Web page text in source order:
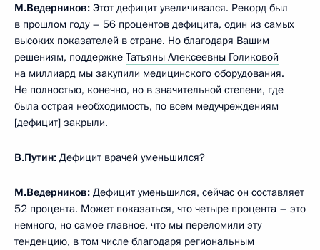
М.Ведерников: Этот дефицит увеличивался. Рекорд был
в прошлом году – 56 процентов дефицита, один из самых
высоких показателей в стране. Но благодаря Вашим
решениям, поддержке Татьяны Алексеевны Голиковой
на миллиард мы закупили медицинского оборудования.
Не полностью, конечно, но в значительной степени, где
была острая необходимость, по всем медучреждениям
[дефицит] закрыли.
В.Путин: Дефицит врачей уменьшился?
М.Ведерников: Дефицит уменьшился, сейчас он составляет
52 процента. Может показаться, что четыре процента – это
немного, но самое главное, что мы переломили эту
тенденцию, в том числе благодаря региональным